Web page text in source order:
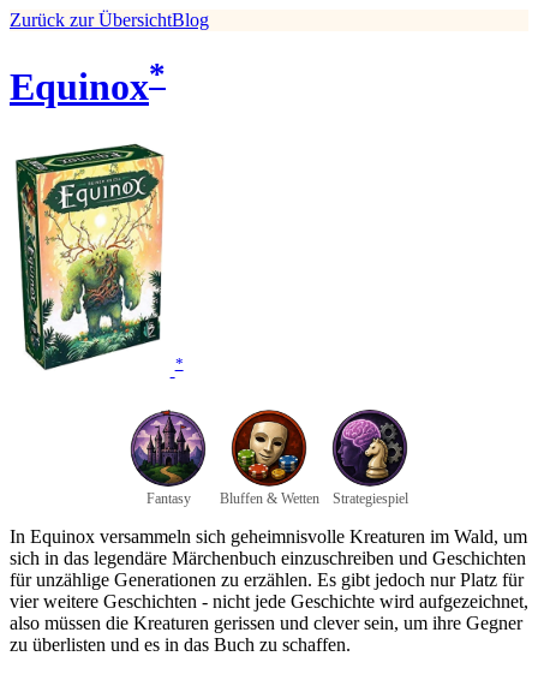
Zurück zur ÜbersichtBlog
Equinox*
*
Fantasy Bluffen & Wetten Strategiespiel
In Equinox versammeln sich geheimnisvolle Kreaturen im Wald, um
sich in das legendäre Märchenbuch einzuschreiben und Geschichten
für unzählige Generationen zu erzählen. Es gibt jedoch nur Platz für
vier weitere Geschichten - nicht jede Geschichte wird aufgezeichnet,
also müssen die Kreaturen gerissen und clever sein, um ihre Gegner
zu überlisten und es in das Buch zu schaffen.